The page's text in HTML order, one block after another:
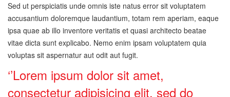
Sed ut perspiciatis unde omnis iste natus error sit voluptatem
accusantium doloremque laudantium, totam rem aperiam, eaque
ipsa quae ab illo inventore veritatis et quasi architecto beatae
vitae dicta sunt explicabo. Nemo enim ipsam voluptatem quia
voluptas sit aspernatur aut odit aut fugit.
‘’Lorem ipsum dolor sit amet,
consectetur adipisicing elit, sed do